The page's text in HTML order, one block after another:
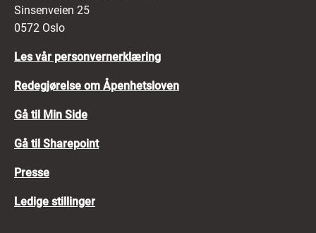
Sinsenveien 25
0572 Oslo
Les vår personvernerklæring
Redegjørelse om Åpenhetsloven
Gå til Min Side
Gå til Sharepoint
Presse
Ledige stillinger